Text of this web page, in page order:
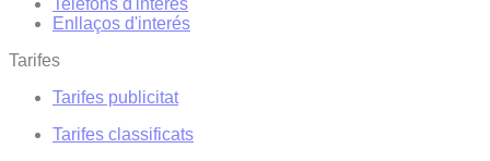
Telèfons d'interès
Enllaços d'interés
Tarifes
Tarifes publicitat
Tarifes classificats